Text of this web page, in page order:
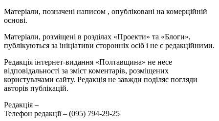
Матеріали, позначені написом , опубліковані на комерційній
основі.
Матеріали, розміщені в розділах «Проекти» та «Блоги»,
публікуються за ініціативи сторонніх осіб і не є редакційними.
Редакція інтернет-видання «Полтавщина» не несе
відповідальності за зміст коментарів, розміщених
користувачами сайту. Редакція не завжди поділяє погляди
авторів публікацій.
Редакція –
Телефон редакції – (095) 794-29-25